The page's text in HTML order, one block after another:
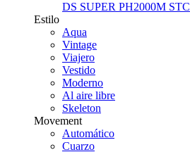
DS SUPER PH2000M STC
Estilo
Aqua
Vintage
Viajero
Vestido
Moderno
Al aire libre
Skeleton
Movement
Automático
Cuarzo